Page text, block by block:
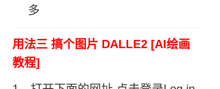
多
用法三 搞个图片 DALLE2 [AI绘画
教程]